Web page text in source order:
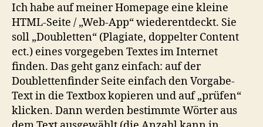
Ich habe auf meiner Homepage eine kleine
HTML-Seite / „Web-App“ wiederentdeckt. Sie
soll „Doubletten“ (Plagiate, doppelter Content
ect.) eines vorgegeben Textes im Internet
finden. Das geht ganz einfach: auf der
Doublettenfinder Seite einfach den Vorgabe-
Text in die Textbox kopieren und auf „prüfen“
klicken. Dann werden bestimmte Wörter aus